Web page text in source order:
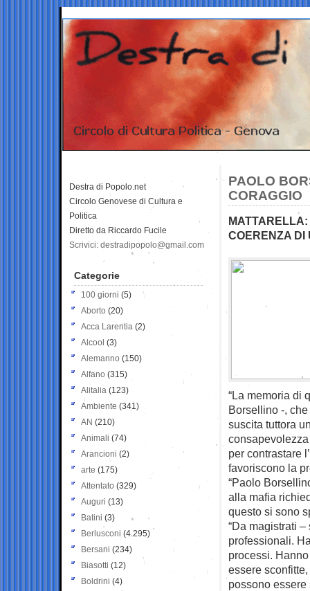
PAOLO
CORAGGIO
MATTARELLA:
COERENZA DI
“La memoria di
Borsellino -,
suscita tuttora
per contrastare
favoriscono la
“Paolo
alla mafia
questo si sono
“Da magistrati
professionali.
processi.
essere
possono
Destra di Popolo.net
Circolo Genovese di Cultura e
Politica
Diretto da Riccardo Fucile
Scrivici: destradipopolo@gmail.com
Categorie
100 giorni (5)
Aborto (20)
Acca Larentia (2)
Alcool (3)
Alemanno (150)
Alfano (315)
Alitalia (123)
Ambiente (341)
AN (210)
Animali (74)
Arancioni (2)
arte (175)
Attentato (329)
Auguri (13)
Batini (3)
Berlusconi (4.295)
Bersani (234)
Biasotti (12)
Boldrini (4)